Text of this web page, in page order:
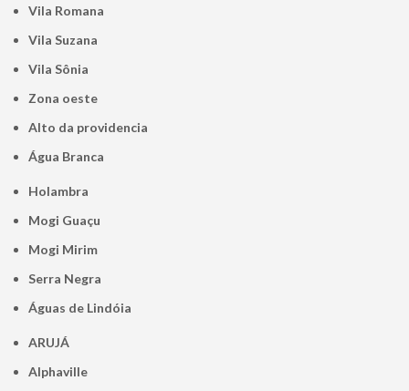
Vila Romana
Vila Suzana
Vila Sônia
Zona oeste
alto da providencia
Água Branca
Holambra
Mogi Guaçu
Mogi Mirim
Serra Negra
Águas de Lindóia
ARUJÁ
Alphaville